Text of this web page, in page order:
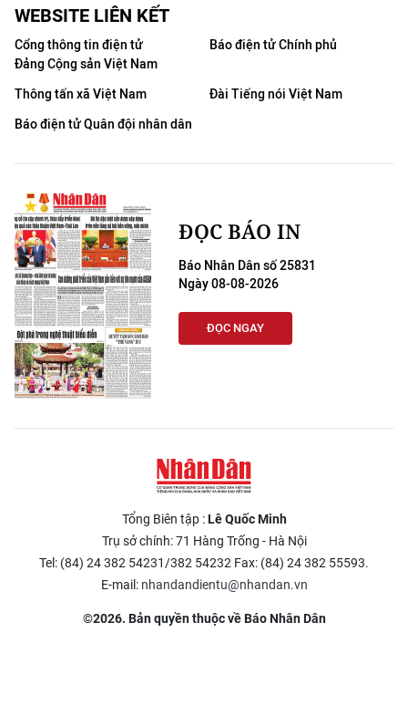
WEBSITE LIÊN KẾT
Cổng thông tin điện tử
Đảng Cộng sản Việt Nam
Báo điện tử Chính phủ
Thông tấn xã Việt Nam
Đài Tiếng nói Việt Nam
Báo điện tử Quân đội nhân dân
ĐỌC BÁO IN
Báo Nhân Dân số 25831
Ngày 08-08-2026
ĐỌC NGAY
Tổng Biên tập :Lê Quốc Minh
Trụ sở chính: 71 Hàng Trống - Hà Nội
Tel: (84) 24 382 54231/382 54232 Fax: (84) 24 382 55593.
E-mail: nhandandientu@nhandan.vn
©2026. Bản quyền thuộc về Báo Nhân Dân